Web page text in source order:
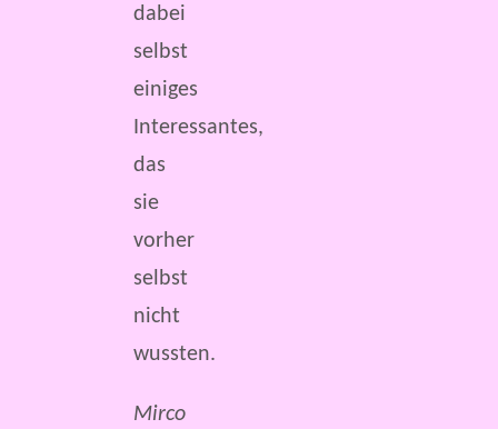
dabei
selbst
einiges
Interessantes,
das
sie
vorher
selbst
nicht
wussten.
Mirco